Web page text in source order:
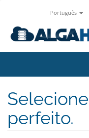
Português
perfeito.